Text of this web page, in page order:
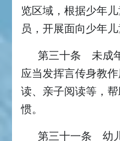
览区域，根据少年
员，开展面向少年儿
第三十条 未成
应当发挥言传身教
读、亲子阅读等，
惯。
第三十一条 幼